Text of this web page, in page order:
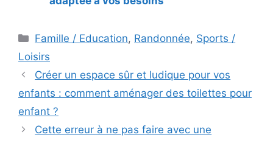
Catégories
Famille / Education, Randonnée, Sports /
Loisirs
Navigation
des
Créer un espace sûr et ludique pour vos
enfants : comment aménager des toilettes pour
enfant ?
Cette erreur à ne pas faire avec une